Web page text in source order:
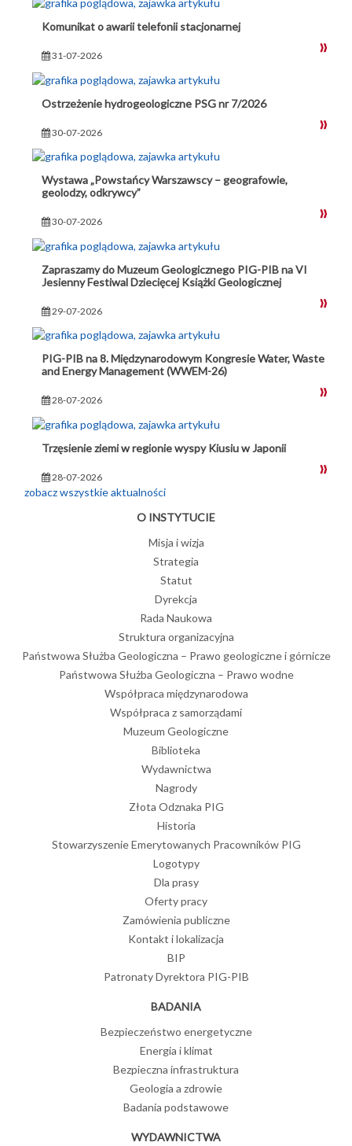
Komunikat o awarii telefonii stacjonarnej
31-07-2026
Ostrzeżenie hydrogeologiczne PSG nr 7/2026
30-07-2026
Wystawa „Powstańcy Warszawscy – geografowie,
geolodzy, odkrywcy”
30-07-2026
Zapraszamy do Muzeum Geologicznego PIG-PIB na VI
Jesienny Festiwal Dziecięcej Książki Geologicznej
29-07-2026
PIG-PIB na 8. Międzynarodowym Kongresie Water, Waste
and Energy Management (WWEM-26)
28-07-2026
Trzęsienie ziemi w regionie wyspy Kiusiu w Japonii
28-07-2026
zobacz wszystkie aktualności
O INSTYTUCIE
Misja i wizja
Strategia
Statut
Dyrekcja
Rada Naukowa
Struktura organizacyjna
Państwowa Służba Geologiczna – Prawo geologiczne i górnicze
Państwowa Służba Geologiczna – Prawo wodne
Współpraca międzynarodowa
Współpraca z samorządami
Muzeum Geologiczne
Biblioteka
Wydawnictwa
Nagrody
Złota Odznaka PIG
Historia
Stowarzyszenie Emerytowanych Pracowników PIG
Logotypy
Dla prasy
Oferty pracy
Zamówienia publiczne
Kontakt i lokalizacja
BIP
Patronaty Dyrektora PIG-PIB
BADANIA
Bezpieczeństwo energetyczne
Energia i klimat
Bezpieczna infrastruktura
Geologia a zdrowie
Badania podstawowe
WYDAWNICTWA